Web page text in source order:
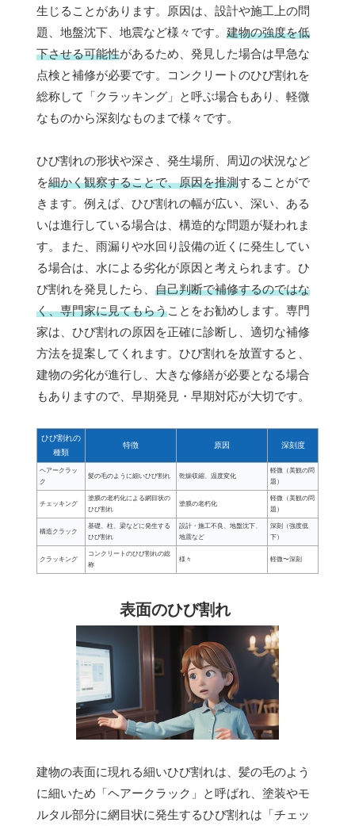
生じることがあります。原因は、設計や施工上の問
題、地盤沈下、地震など様々です。 建物の強度を低
下させる可能性があるため、発見した場合は早急な
点検と補修が必要です。コンクリートのひび割れを
総称して「クラッキング」と呼ぶ場合もあり、軽微
なものから深刻なものまで様々です。
ひび割れの形状や深さ、発生場所、周辺の状況など
を細かく観察することで、原因を推測することがで
きます。例えば、ひび割れの幅が広い、深い、ある
いは進行している場合は、構造的な問題が疑われま
す。また、雨漏りや水回り設備の近くに発生してい
る場合は、水による劣化が原因と考えられます。ひ
び割れを発見したら、 自己判断で補修するのではな
く、専門家に見てもらうことをお勧めします。専門
家は、ひび割れの原因を正確に診断し、適切な補修
方法を提案してくれます。ひび割れを放置すると、
建物の劣化が進行し、大きな修繕が必要となる場合
もありますので、早期発見・早期対応が大切です。
ひび割れの
種類
特徴 原因 深刻度
ヘアークラッ
ク
髪の毛のように細いひび割れ 乾燥収縮、温度変化
軽微（美観の問
題）
チェッキング
塗膜の老朽化による網目状の
ひび割れ
塗膜の老朽化
軽微（美観の問
題）
構造クラック
基礎、柱、梁などに発生する
ひび割れ
設計・施工不良、地盤沈下、
地震など
深刻（強度低
下）
クラッキング
コンクリートのひび割れの総
称
様々 軽微〜深刻
表面のひび割れ
建物の表面に現れる細いひび割れは、髪の毛のよう
に細いため「ヘアークラック」と呼ばれ、塗装やモ
ルタル部分に網目状に発生するひび割れは「チェッ